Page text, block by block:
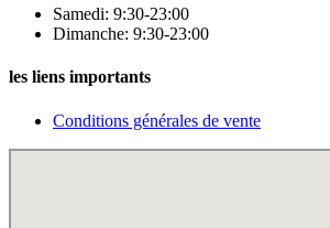
Samedi: 9:30-23:00
Dimanche: 9:30-23:00
les liens importants
Conditions générales de vente